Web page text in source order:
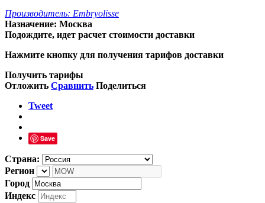
Производитель: Embryolisse
Назначение: Москва
Подождите, идет расчет стоимости доставки
Нажмите кнопку для получения тарифов доставки
Получить тарифы
Отложить Сравнить Поделиться
Tweet
Save
Страна:
Регион
Город
Индекс